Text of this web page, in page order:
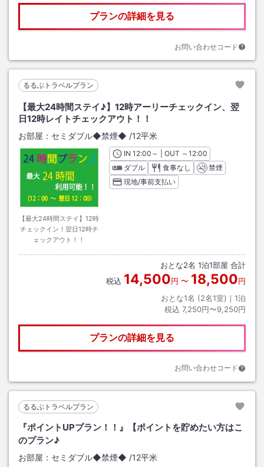
プランの詳細を見る
お問い合わせコード
るるぶトラベルプラン
【最大24時間ステイ♪】12時アーリーチェックイン、翌
日12時レイトチェックアウト！！
お部屋： セミダブル◆禁煙◆ /12平米
【最大24時間ステイ】12時
チェックイン！翌日12時チ
ェックアウト！！
INチェックイン
12:00 ～ | OUT チェックアウト
～12:00
ダブル
食事なし
禁煙
現地/事前支払い
おとな2名 1泊1部屋 合計
税込 14,500円 〜 18,500円
おとな1名 (2名1室)｜ 1泊
税込 7,250円〜9,250円
プランの詳細を見る
お問い合わせコード
るるぶトラベルプラン
『ポイントUPプラン！！』【ポイントを貯めたい方はこ
のプラン♪
お部屋： セミダブル◆禁煙◆ /12平米